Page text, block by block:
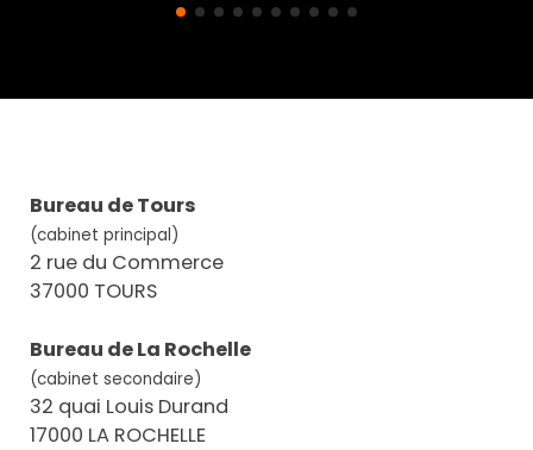
Bureau de Tours
(cabinet principal)
2 rue du Commerce
37000 TOURS
Bureau de La Rochelle
(cabinet secondaire)
32 quai Louis Durand
17000 LA ROCHELLE